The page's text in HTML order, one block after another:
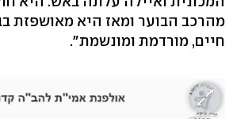
מהרכב הבוער ומאז היא מאושפזת
חיים, מורדמת ומונשמת".